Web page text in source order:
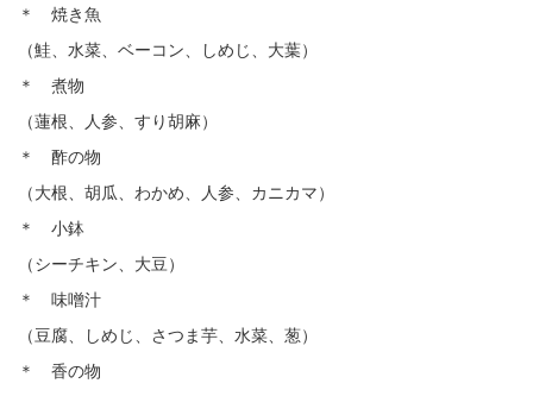
＊ 焼き魚
（鮭、水菜、ベーコン、しめじ、大葉）
＊ 煮物
（蓮根、人参、すり胡麻）
＊ 酢の物
（大根、胡瓜、わかめ、人参、カニカマ）
＊ 小鉢
（シーチキン、大豆）
＊ 味噌汁
（豆腐、しめじ、さつま芋、水菜、葱）
＊ 香の物